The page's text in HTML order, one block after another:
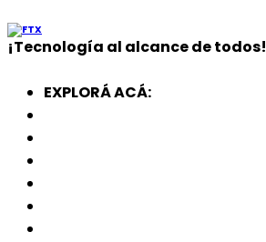
¡Tecnología al alcance de todos!
EXPLORÁ ACÁ: